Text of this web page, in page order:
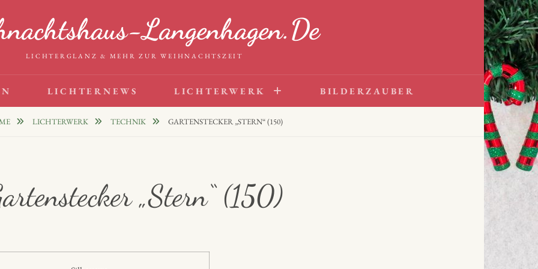
Langenhagen.de
LICHTERGLANZ & MEHR ZUR WEIHNACHTSZEIT
LICHTERNEWS LICHTERWERK BILDERZAUBER
LICHTERWERK TECHNIK GARTENSTECKER „STERN“ (150)
„Stern“ (150)